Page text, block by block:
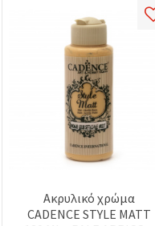
Ακρυλικό χρώμα
CADENCE STYLE MATT